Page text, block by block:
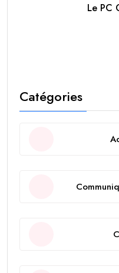
Le PC
Catégories